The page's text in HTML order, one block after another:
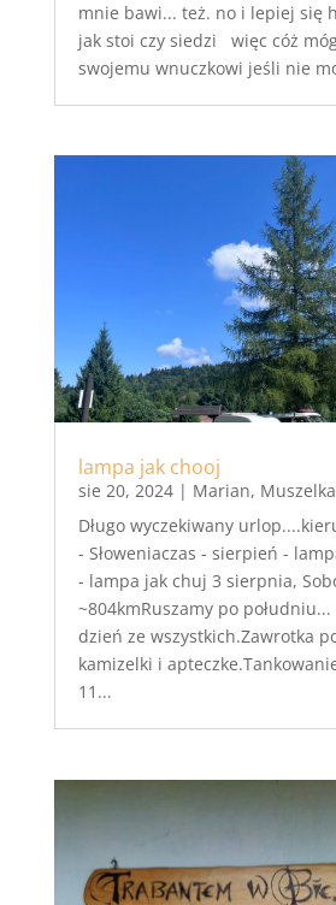
mnie bawi... też. no i lepiej się
jak stoi czy siedzi więc cóż
swojemu wnuczkowi jeśli nie
lampa jak chooj
sie 20, 2024| Marian, Muszelka
Długo wyczekiwany
- Słoweniaczas - sierpień -
- lampa jak chuj 3 sierpnia,
~804kmRuszamy po
dzień ze wszystkich.Zawrotka
kamizelki i
11...